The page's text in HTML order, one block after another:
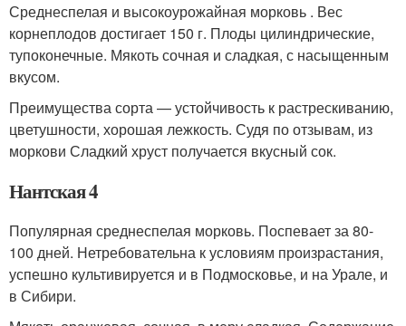
Среднеспелая и высокоурожайная морковь . Вес
корнеплодов достигает 150 г. Плоды цилиндрические,
тупоконечные. Мякоть сочная и сладкая, с насыщенным
вкусом.
Преимущества сорта — устойчивость к растрескиванию,
цветушности, хорошая лежкость. Судя по отзывам, из
моркови Сладкий хруст получается вкусный сок.
Нантская 4
Популярная среднеспелая морковь. Поспевает за 80-
100 дней. Нетребовательна к условиям произрастания,
успешно культивируется и в Подмосковье, и на Урале, и
в Сибири.